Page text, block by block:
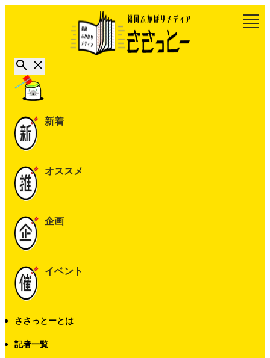
新着
オススメ
企画
イベント
ささっとーとは
記者一覧